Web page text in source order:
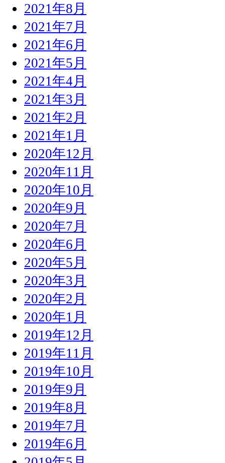
2021年8月
2021年7月
2021年6月
2021年5月
2021年4月
2021年3月
2021年2月
2021年1月
2020年12月
2020年11月
2020年10月
2020年9月
2020年7月
2020年6月
2020年5月
2020年3月
2020年2月
2020年1月
2019年12月
2019年11月
2019年10月
2019年9月
2019年8月
2019年7月
2019年6月